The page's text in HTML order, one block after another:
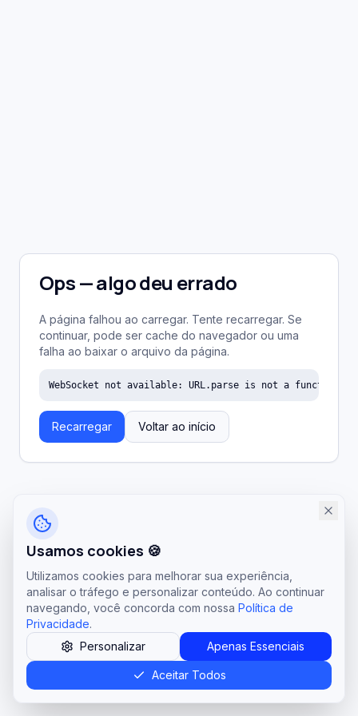
Ops — algo deu errado
A página falhou ao carregar. Tente recarregar. Se
continuar, pode ser cache do navegador ou uma
falha ao baixar o arquivo da página.
WebSocket not available: URL.parse is not a function
Recarregar Voltar ao início
Usamos cookies 🍪
Utilizamos cookies para melhorar sua experiência,
analisar o tráfego e personalizar conteúdo. Ao continuar
navegando, você concorda com nossa Política de
Privacidade.
Personalizar
Apenas Essenciais
Aceitar Todos